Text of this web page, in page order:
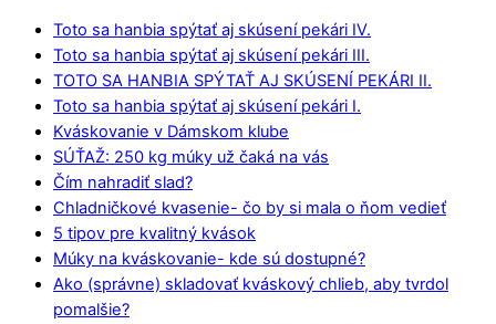
Toto sa hanbia spýtať aj skúsení pekári IV.
Toto sa hanbia spýtať aj skúsení pekári III.
TOTO SA HANBIA SPÝTAŤ AJ SKÚSENÍ PEKÁRI II.
Toto sa hanbia spýtať aj skúsení pekári I.
Kváskovanie v Dámskom klube
SÚŤAŽ: 250 kg múky už čaká na vás
Čím nahradiť slad?
Chladničkové kvasenie- čo by si mala o ňom vedieť
5 tipov pre kvalitný kvások
Múky na kváskovanie- kde sú dostupné?
Ako (správne) skladovať kváskový chlieb, aby tvrdol
pomalšie?